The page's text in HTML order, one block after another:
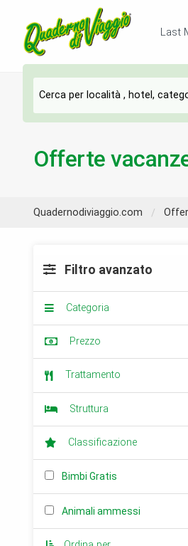
Last
Offerte
Quadernodiviaggio.com
Filtro avanzato
Categoria
Prezzo
Trattamento
Struttura
Classificazione
Bimbi Gratis
Animali ammessi